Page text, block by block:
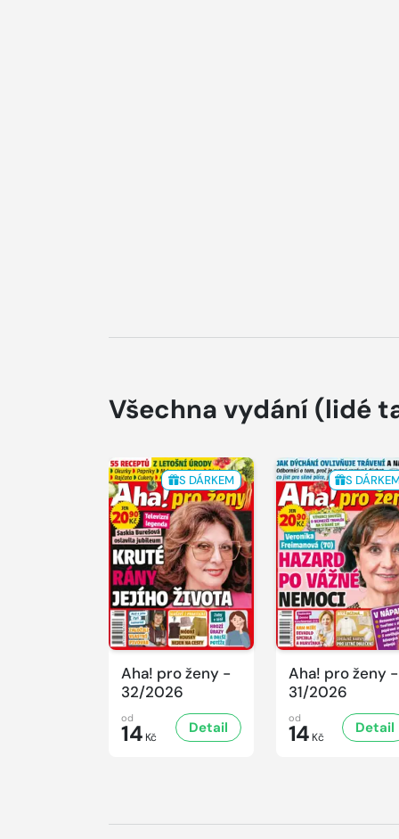
Všechna vydání (lidé
S DÁRKEM
Aha! pro ženy -
32/2026
od
14 Kč
Detail
S
Aha! pro ženy -
31/2026
od
14 Kč
Detail